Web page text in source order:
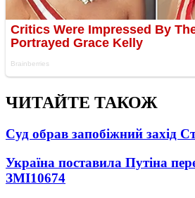
ЧИТАЙТЕ ТАКОЖ
Суд обрав запобіжний захід
Україна поставила Путіна
ЗМІ10674